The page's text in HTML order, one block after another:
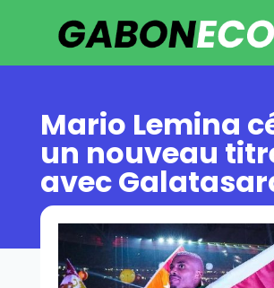
Mario Lemina
un nouveau
avec